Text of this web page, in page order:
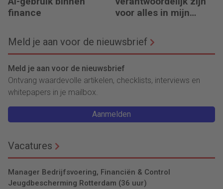
finance
voor alles in mijn
Meld je aan voor de nieuwsbrief
Meld je aan voor de nieuwsbrief
Ontvang waardevolle artikelen, checklists, interviews en
whitepapers in je mailbox.
Aanmelden
Vacatures
Manager Bedrijfsvoering, Financiën & Control
Jeugdbescherming Rotterdam (36 uur)